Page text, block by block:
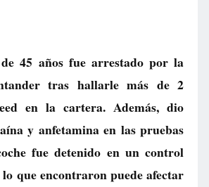
45 años fue arrestado por la
tras hallarle más de 2
en la cartera. Además, dio
y anfetamina en las pruebas
fue detenido en un control
que encontraron puede afectar